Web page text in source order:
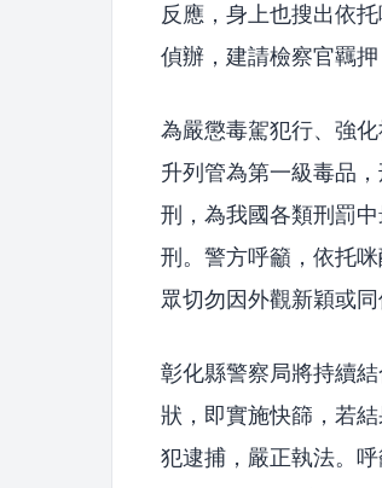
反應，身上也搜出依
偵辦，建請檢察官羈押
為嚴懲毒駕犯行、強
升列管為第一級毒品
刑，為我國各類刑罰
刑。警方呼籲，依托
眾切勿因外觀新穎或
彰化縣警察局將持續
狀，即實施快篩，若
犯逮捕，嚴正執法。